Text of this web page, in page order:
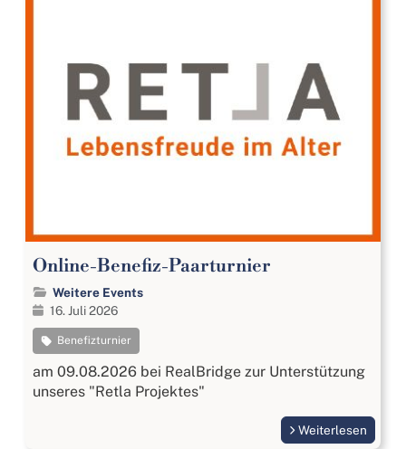
Online-Benefiz-Paarturnier
Weitere Events
16. Juli 2026
Benefizturnier
am 09.08.2026 bei RealBridge zur Unterstützung
unseres "Retla Projektes"
Weiterlesen